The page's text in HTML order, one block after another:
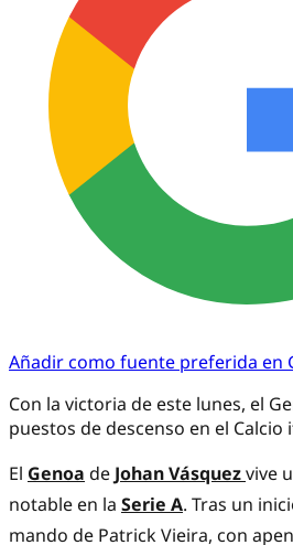
Añadir como fuente preferida en
Con la victoria de este lunes, el
puestos de descenso en el Calcio
El Genoa de Johan Vásquezvive
notable en la Serie A. Tras un
mando de Patrick Vieira, con